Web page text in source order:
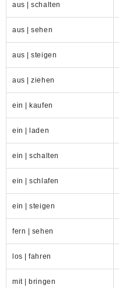
aus | schalten
aus | sehen
aus | steigen
aus | ziehen
ein | kaufen
ein | laden
ein | schalten
ein | schlafen
ein | steigen
fern | sehen
los | fahren
mit | bringen